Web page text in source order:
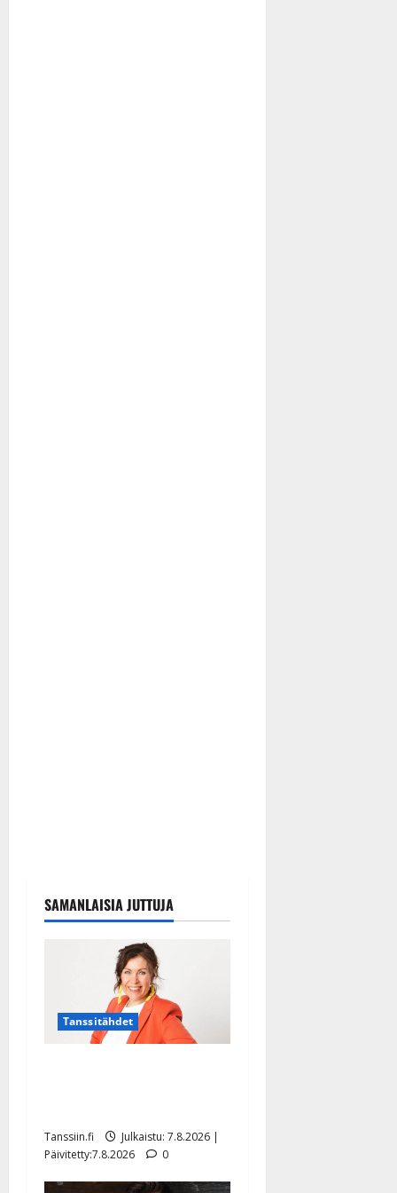
SAMANLAISIA JUTTUJA
Tanssitähdet
Tanssiin.fi
Julkaistu: 7.8.2026 |
Päivitetty:7.8.2026
0